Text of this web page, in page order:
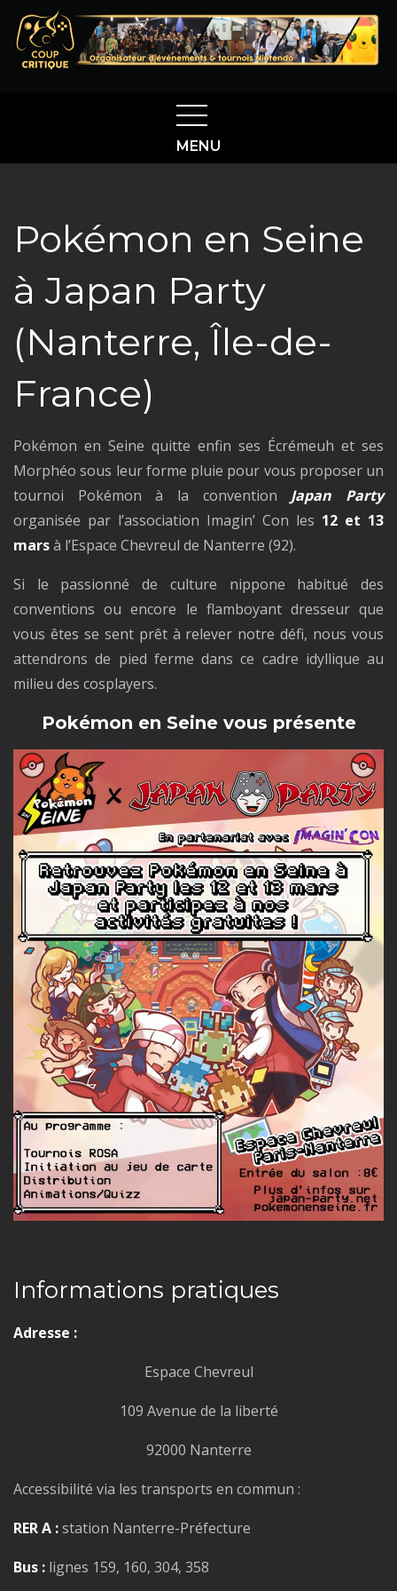
Skip
content
Coup Critique
Organisateur d'évènements & tournois Nintendo sur
Rouen et en Normandie
MENU
Pokémon en Seine
à Japan Party
(Nanterre, Île-de-
France)
Pokémon en Seine quitte enfin ses Écrémeuh et ses
Morphéo sous leur forme pluie pour vous proposer un
tournoi Pokémon à la convention Japan Party
organisée par l’association Imagin’ Con les 12 et 13
marsà l’Espace Chevreul de Nanterre (92).
Si le passionné de culture nippone habitué des
conventions ou encore le flamboyant dresseur que
vous êtes se sent prêt à relever notre défi, nous vous
attendrons de pied ferme dans ce cadre idyllique au
milieu des cosplayers.
Pokémon en Seine vous présente
Informations pratiques
Adresse :
Espace Chevreul
109 Avenue de la liberté
92000 Nanterre
Accessibilité via les transports en commun :
RER A :station Nanterre-Préfecture
Bus : lignes 159, 160, 304, 358